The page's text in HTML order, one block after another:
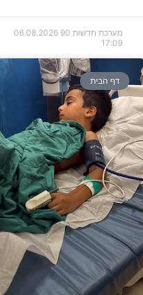
מערכת חדשות 90
06.08.2026
17:09
דף הבית